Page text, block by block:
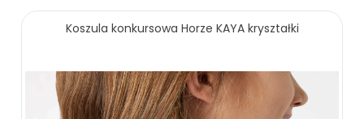
219.00 zł 349.00 zł
ZOBACZ WIĘCEJ
Koszula konkursowa Horze KAYA kryształki